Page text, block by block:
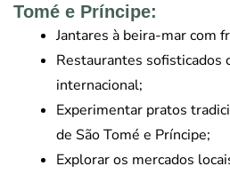
Tomé e Príncipe:
Jantares à beira-mar com
Restaurantes sofisticados
internacional;
Experimentar pratos
de São Tomé e Príncipe;
Explorar os mercados